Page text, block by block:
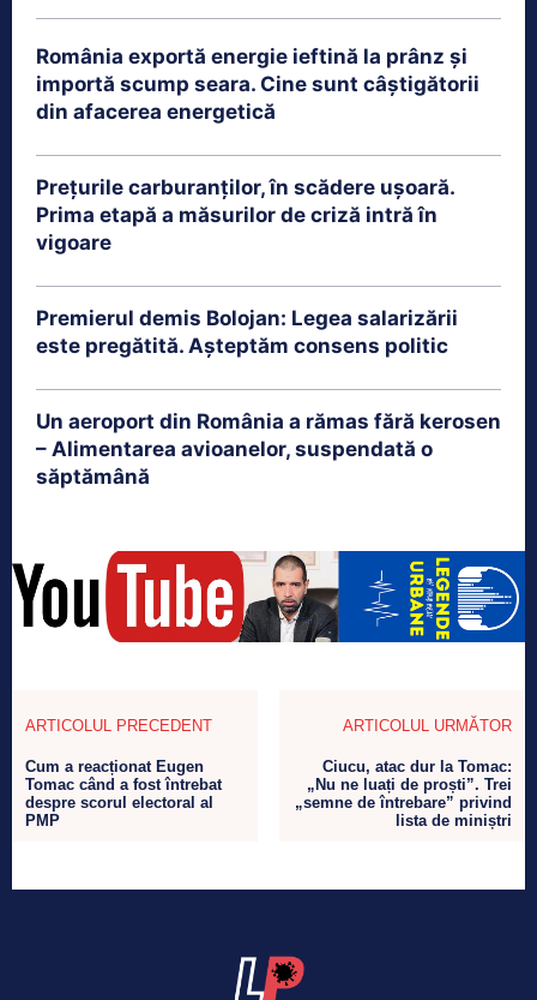
România exportă energie ieftină la prânz și
importă scump seara. Cine sunt câștigătorii
din afacerea energetică
Prețurile carburanților, în scădere ușoară.
Prima etapă a măsurilor de criză intră în
vigoare
Premierul demis Bolojan: Legea salarizării
este pregătită. Așteptăm consens politic
Un aeroport din România a rămas fără kerosen
– Alimentarea avioanelor, suspendată o
săptămână
ARTICOLUL PRECEDENT
Cum a reacționat Eugen
Tomac când a fost întrebat
despre scorul electoral al
PMP
ARTICOLUL URMĂTOR
Ciucu, atac dur la Tomac:
„Nu ne luați de proști”. Trei
„semne de întrebare” privind
lista de miniștri